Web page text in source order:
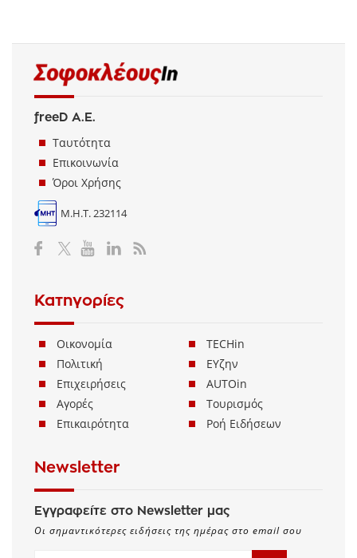
freeD Α.Ε.
Ταυτότητα
Επικοινωνία
Όροι Χρήσης
Μ.Η.Τ. 232114
Κατηγορίες
Οικονομία
Πολιτική
Επιχειρήσεις
Αγορές
Επικαιρότητα
TECHin
ΕΥζην
AUTOin
Τουρισμός
Ροή Ειδήσεων
Newsletter
Εγγραφείτε στο Newsletter μας
Οι σημαντικότερες ειδήσεις της ημέρας στο email σου